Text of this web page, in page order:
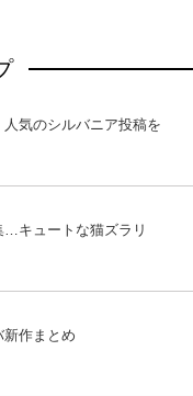
人気のシルバニア投稿を
…キュートな猫ズラリ
作まとめ